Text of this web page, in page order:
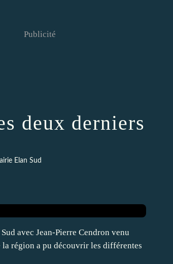
Publicité
deux derniers
Elan Sud
avec Jean-Pierre Cendron venu
région a pu découvrir les différentes